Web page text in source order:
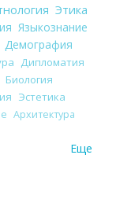
Этика
Языкознание
Демография
Дипломатия
Биология
Эстетика
Архитектура
Еще